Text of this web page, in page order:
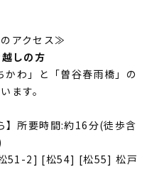
アクセス≫
しの方
わ」と「曽谷春雨橋」の
ます。
】所要時間:約16分(徒歩含
51-2] [松54] [松55] 松戸